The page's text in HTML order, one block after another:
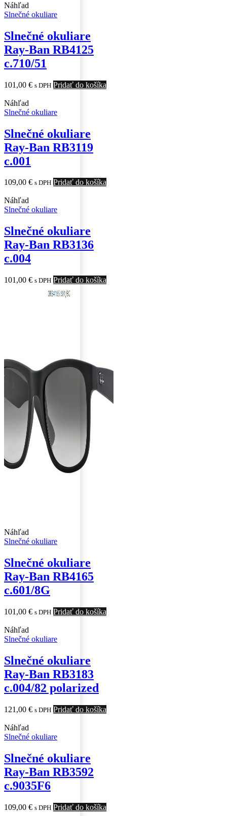
Náhľad
Slnečné okuliare
Slnečné okuliare
Ray-Ban RB4125
c.710/51
101,00 € s DPH Pridať do košíka
Náhľad
Slnečné okuliare
Slnečné okuliare
Ray-Ban RB3119
c.001
109,00 € s DPH Pridať do košíka
Náhľad
Slnečné okuliare
Slnečné okuliare
Ray-Ban RB3136
c.004
101,00 € s DPH Pridať do košíka
Náhľad
Slnečné okuliare
Slnečné okuliare
Ray-Ban RB4165
c.601/8G
101,00 € s DPH Pridať do košíka
Náhľad
Slnečné okuliare
Slnečné okuliare
Ray-Ban RB3183
c.004/82 polarized
121,00 € s DPH Pridať do košíka
Náhľad
Slnečné okuliare
Slnečné okuliare
Ray-Ban RB3592
c.9035F6
109,00 € s DPH Pridať do košíka